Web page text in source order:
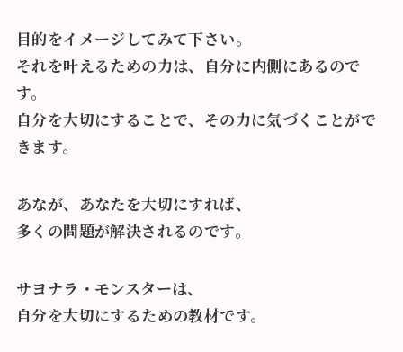
目的をイメージしてみて下さい。
それを叶えるための力は、自分に内側にあるので
す。
自分を大切にすることで、その力に気づくことがで
きます。
あなが、あなたを大切にすれば、
多くの問題が解決されるのです。
サヨナラ・モンスターは、
自分を大切にするための教材です。